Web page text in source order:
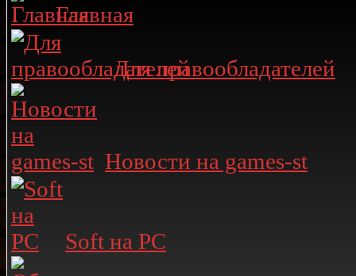
Главная
Для правообладателей
Новости на games-st
Soft на PC